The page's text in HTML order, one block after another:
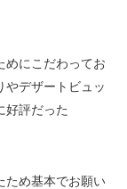
めにこだわってお
やデザートビュッ
好評だった
ため基本でお願い